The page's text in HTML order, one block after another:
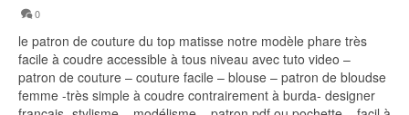
0
le patron de couture du top matisse notre modèle phare très
facile à coudre accessible à tous niveau avec tuto video –
patron de couture – couture facile – blouse – patron de bloudse
femme -très simple à coudre contrairement à burda- designer